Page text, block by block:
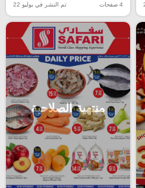
4 صفحات تم النشر في يوليو 22
منتهية الصلاحية